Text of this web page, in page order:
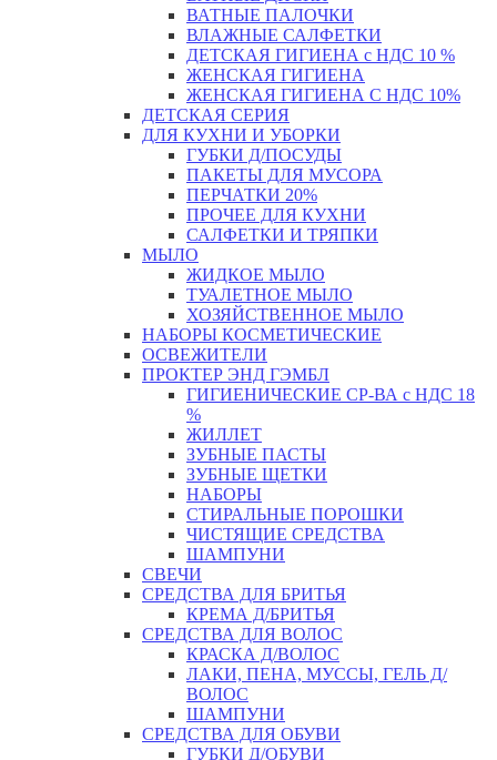
ВАТНЫЕ ПАЛОЧКИ
ВЛАЖНЫЕ САЛФЕТКИ
ДЕТСКАЯ ГИГИЕНА с НДС 10 %
ЖЕНСКАЯ ГИГИЕНА
ЖЕНСКАЯ ГИГИЕНА С НДС 10%
ДЕТСКАЯ СЕРИЯ
ДЛЯ КУХНИ И УБОРКИ
ГУБКИ Д/ПОСУДЫ
ПАКЕТЫ ДЛЯ МУСОРА
ПЕРЧАТКИ 20%
ПРОЧЕЕ ДЛЯ КУХНИ
САЛФЕТКИ И ТРЯПКИ
МЫЛО
ЖИДКОЕ МЫЛО
ТУАЛЕТНОЕ МЫЛО
ХОЗЯЙСТВЕННОЕ МЫЛО
НАБОРЫ КОСМЕТИЧЕСКИЕ
ОСВЕЖИТЕЛИ
ПРОКТЕР ЭНД ГЭМБЛ
ГИГИЕНИЧЕСКИЕ СР-ВА с НДС 18
%
ЖИЛЛЕТ
ЗУБНЫЕ ПАСТЫ
ЗУБНЫЕ ЩЕТКИ
НАБОРЫ
СТИРАЛЬНЫЕ ПОРОШКИ
ЧИСТЯЩИЕ СРЕДСТВА
ШАМПУНИ
СВЕЧИ
СРЕДСТВА ДЛЯ БРИТЬЯ
КРЕМА Д/БРИТЬЯ
СРЕДСТВА ДЛЯ ВОЛОС
КРАСКА Д/ВОЛОС
ЛАКИ, ПЕНА, МУССЫ, ГЕЛЬ Д/
ВОЛОС
ШАМПУНИ
СРЕДСТВА ДЛЯ ОБУВИ
ГУБКИ Д/ОБУВИ